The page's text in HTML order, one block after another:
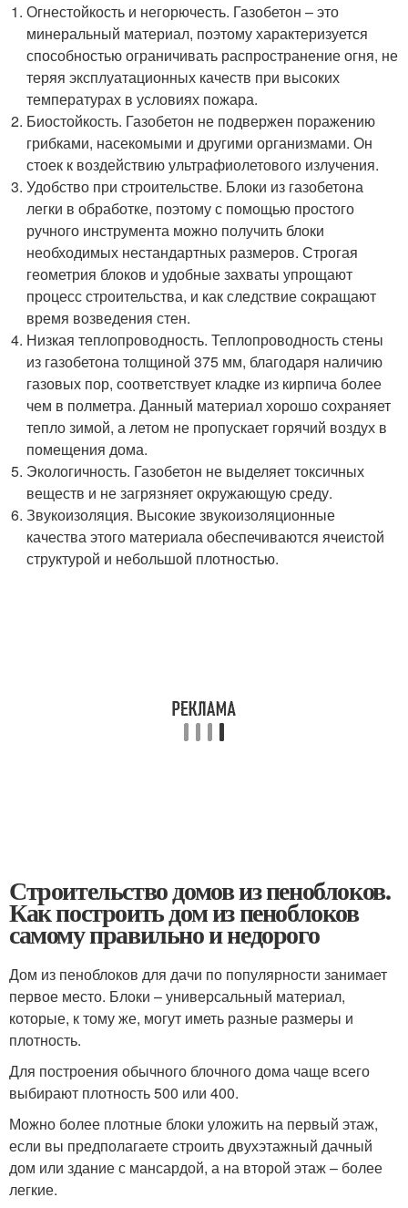
Огнестойкость и негорючесть. Газобетон – это
минеральный материал, поэтому характеризуется
способностью ограничивать распространение огня, не
теряя эксплуатационных качеств при высоких
температурах в условиях пожара.
Биостойкость. Газобетон не подвержен поражению
грибками, насекомыми и другими организмами. Он
стоек к воздействию ультрафиолетового излучения.
Удобство при строительстве. Блоки из газобетона
легки в обработке, поэтому с помощью простого
ручного инструмента можно получить блоки
необходимых нестандартных размеров. Строгая
геометрия блоков и удобные захваты упрощают
процесс строительства, и как следствие сокращают
время возведения стен.
Низкая теплопроводность. Теплопроводность стены
из газобетона толщиной 375 мм, благодаря наличию
газовых пор, соответствует кладке из кирпича более
чем в полметра. Данный материал хорошо сохраняет
тепло зимой, а летом не пропускает горячий воздух в
помещения дома.
Экологичность. Газобетон не выделяет токсичных
веществ и не загрязняет окружающую среду.
Звукоизоляция. Высокие звукоизоляционные
качества этого материала обеспечиваются ячеистой
структурой и небольшой плотностью.
Строительство домов из пеноблоков.
Как построить дом из пеноблоков
самому правильно и недорого
Дом из пеноблоков для дачи по популярности занимает
первое место. Блоки – универсальный материал,
которые, к тому же, могут иметь разные размеры и
плотность.
Для построения обычного блочного дома чаще всего
выбирают плотность 500 или 400.
Можно более плотные блоки уложить на первый этаж,
если вы предполагаете строить двухэтажный дачный
дом или здание с мансардой, а на второй этаж – более
легкие.